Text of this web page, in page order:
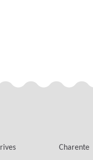
Charente